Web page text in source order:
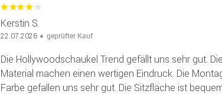
Kerstin S.
22.07.2026 geprüfter Kauf
Die Hollywoodschaukel Trend gefällt uns sehr gut.
Material machen einen wertigen Eindruck. Die
Farbe gefallen uns sehr gut. Die Sitzfläche ist